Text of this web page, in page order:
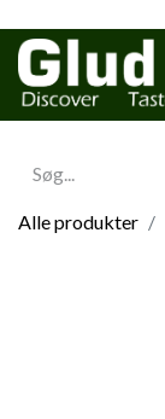
Alle produkter